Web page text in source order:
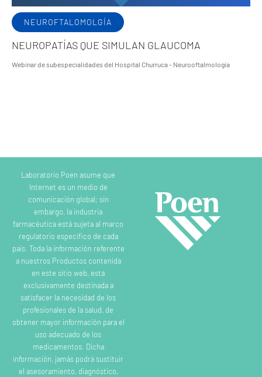
NEUROFTALOMOLGÍA
NEUROPATÍAS QUE SIMULAN GLAUCOMA
Webinar de subespecialidades del Hospital Churruca - Neurooftalmología
Laboratorio Poen asume que
Internet es un medio de
comunicación global; sin
embargo, la industria
farmacéutica está sujeta al marco
regulatorio específico de cada
país. Toda la información referente
a nuestros Productos contenida
en este sitio web, esta
exclusivamente destinada a
satisfacer la necesidad de los
profesionales de la salud, de
obtener mayor información para el
uso adecuado de los
medicamentos. Dicha
información, jamás podrá sustituir
el asesoramiento, diagnóstico,